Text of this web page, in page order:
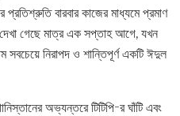
প্রতিশ্রুতি বারবার কাজের মাধ্যমে প্রমাণ
গেছে মাত্র এক সপ্তাহ আগে, যখন
নিরাপদ ও শান্তিপূর্ণ একটি ঈদুল
অভ্যন্তরে টিটিপি-র ঘাঁটি এবং